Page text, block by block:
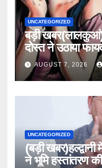
UNCATEGORIZED
बड़ी
दोस्त ने उठाया
AUGUST 7, 2026
UNCATEGORIZED
(बड़ी खबर)हल्द्वानी
ने भूमि हस्तांतरण